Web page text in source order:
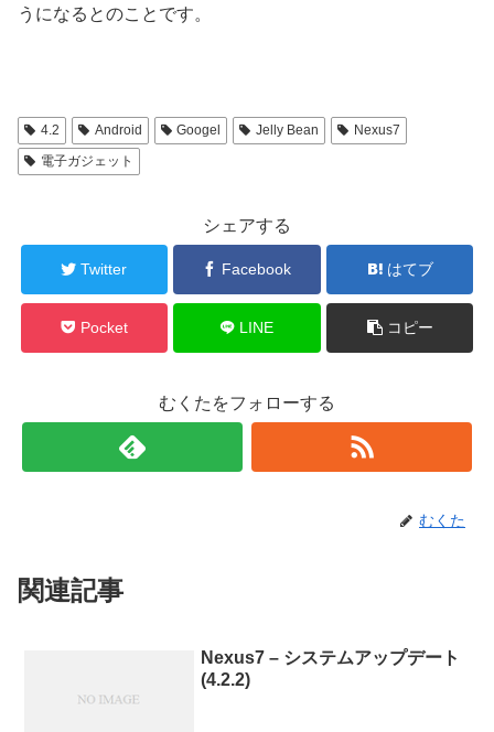
うになるとのことです。
4.2 Android Googel Jelly Bean
Nexus7
電子ガジェット
シェアする
Twitter Facebook はてブ
Pocket LINE コピー
むくたをフォローする
むくた
関連記事
Nexus7 – システムアップデート
(4.2.2)